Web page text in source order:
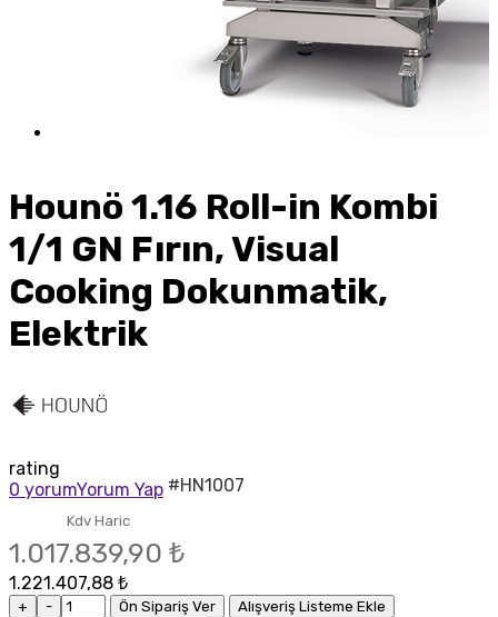
Hounö 1.16 Roll-in Kombi
1/1 GN Fırın, Visual
Cooking Dokunmatik,
Elektrik
rating
0 yorumYorum Yap #HN1007
Kdv Haric
1.017.839,90 ₺
1.221.407,88 ₺
+ - Ön Sipariş Ver
Alışveriş Listeme Ekle